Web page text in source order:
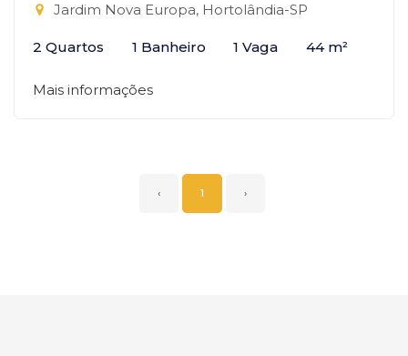
Jardim Nova Europa, Hortolândia-SP
2 Quartos 1 Banheiro 1 Vaga 44 m²
Mais informações
‹ 1 ›